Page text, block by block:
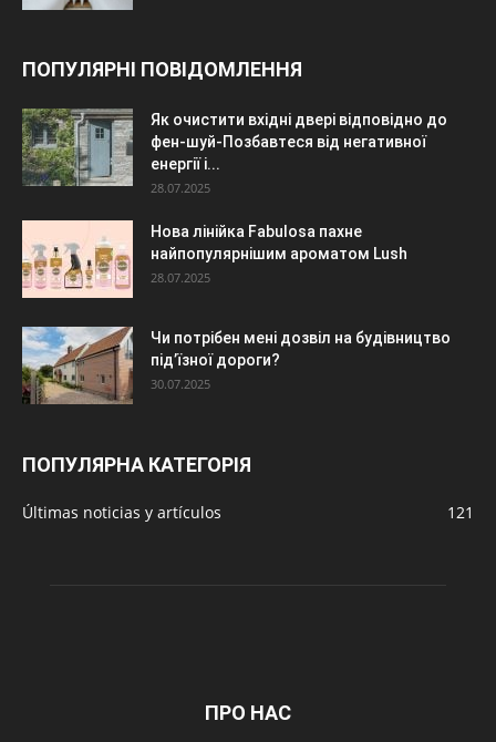
ПОПУЛЯРНІ ПОВІДОМЛЕННЯ
Як очистити вхідні двері відповідно до
фен-шуй-Позбавтеся від негативної
енергії і...
28.07.2025
Нова лінійка Fabulosa пахне
найпопулярнішим ароматом Lush
28.07.2025
Чи потрібен мені дозвіл на будівництво
під’їзної дороги?
30.07.2025
ПОПУЛЯРНА КАТЕГОРІЯ
Últimas noticias y artículos 121
ПРО НАС